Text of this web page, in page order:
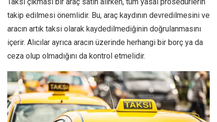
Taksi çıkması bir araç satın alırken, tüm yasal prosedürlerin
takip edilmesi önemlidir. Bu, araç kaydının devredilmesini ve
aracın artık taksi olarak kaydedilmediğinin doğrulanmasını
içerir. Alıcılar ayrıca aracın üzerinde herhangi bir borç ya da
ceza olup olmadığını da kontrol etmelidir.